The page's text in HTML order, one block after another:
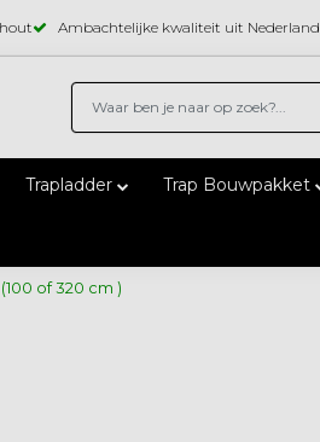
Ambachtelijke kwaliteit uit Nederland
Trapladder Trap Bouwpakket
of 320 cm )